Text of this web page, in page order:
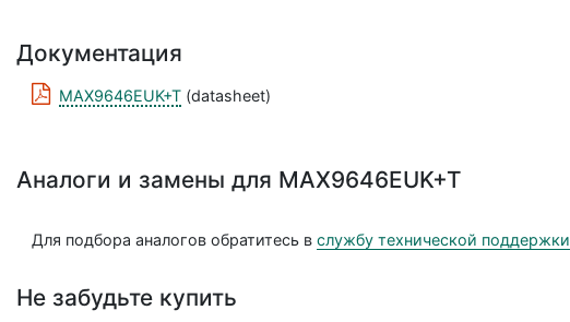
Документация
MAX9646EUK+T (datasheet)
Аналоги и замены для MAX9646EUK+T
Для подбора аналогов обратитесь вслужбу технической поддержки
Не забудьте купить